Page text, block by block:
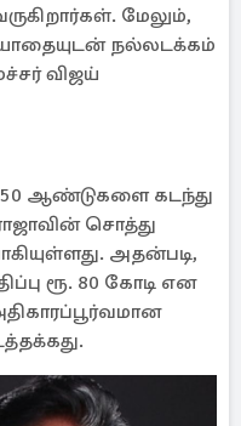
மேலும்,
நல்லடக்கம்
விஜய்
50 ஆண்டுகளை கடந்து
சொத்து
அதன்படி,
ரூ. 80 கோடி என